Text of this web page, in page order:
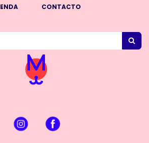
CONTACTO